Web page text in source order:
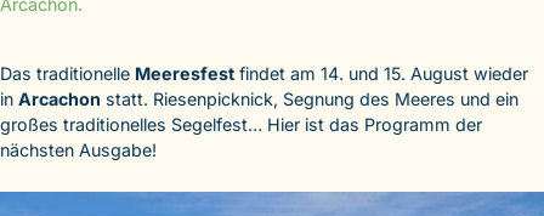
Arcachon.
Das traditionelle Meeresfest findet am 14. und 15. August wieder
in Arcachon statt. Riesenpicknick, Segnung des Meeres und ein
großes traditionelles Segelfest… Hier ist das Programm der
nächsten Ausgabe!